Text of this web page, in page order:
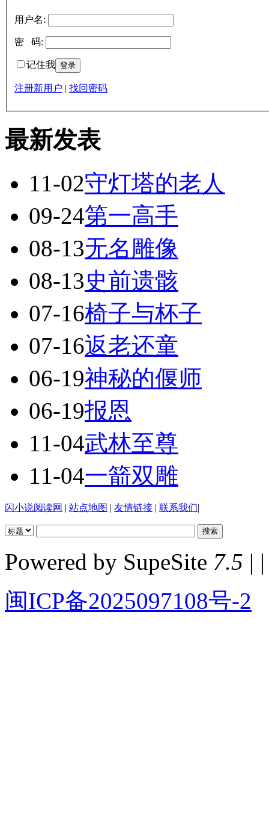
用户名:
密 码:
记住我
注册新用户 | 找回密码
最新发表
11-02守灯塔的老人
09-24第一高手
08-13无名雕像
08-13史前遗骸
07-16椅子与杯子
07-16返老还童
06-19神秘的偃师
06-19报恩
11-04武林至尊
11-04一箭双雕
闪小说阅读网 | 站点地图 | 友情链接 | 联系我们|
Powered by SupeSite 7.5 | |
闽ICP备2025097108号-2